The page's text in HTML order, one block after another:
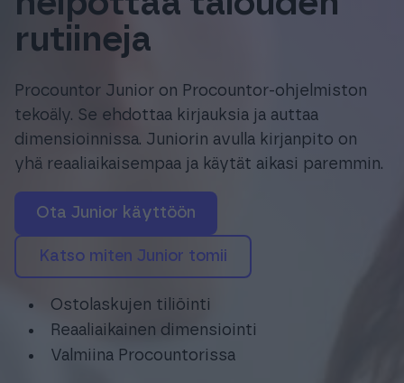
Tuki & Koulutus
Meistä & Ajankohtaista
Tilaa Procountor
Kokeile maksutta
rutiineja
Procountor Junior on Procountor-ohjelmiston
tekoäly. Se ehdottaa kirjauksia ja auttaa
dimensioinnissa. Juniorin avulla kirjanpito on
yhä reaaliaikaisempaa ja käytät aikasi paremmin.
ota Junior käyttöön
Katso miten Junior tomii
Ostolaskujen tiliöinti
Reaaliaikainen dimensiointi
Valmiina Procountorissa